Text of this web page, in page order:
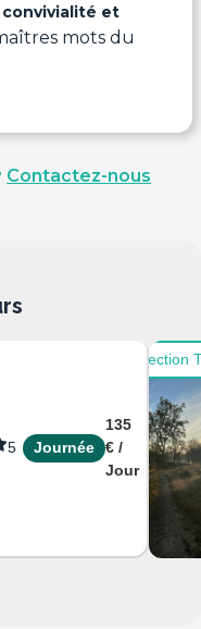
et
mots du
Contactez-nous
5 Journée
135
€ /
Jour
Sélection